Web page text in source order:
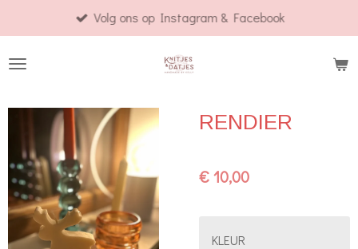
direct
naar
hoofdinhoud
Volg ons op Instagram & Facebook
RENDIER
€ 10,00
KLEUR